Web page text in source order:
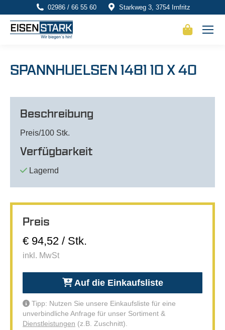
02986 / 66 55 60 Starkweg 3, 3754 Irnfritz
SPANNHUELSEN 1481 10 X 40
Beschreibung
Preis/100 Stk.
Verfügbarkeit
Lagernd
Preis
€ 94,52 / Stk.
inkl. MwSt
Auf die Einkaufsliste
Tipp: Nutzen Sie unsere Einkaufsliste für eine
unverbindliche Anfrage für unser Sortiment &
Dienstleistungen (z.B. Zuschnitt).